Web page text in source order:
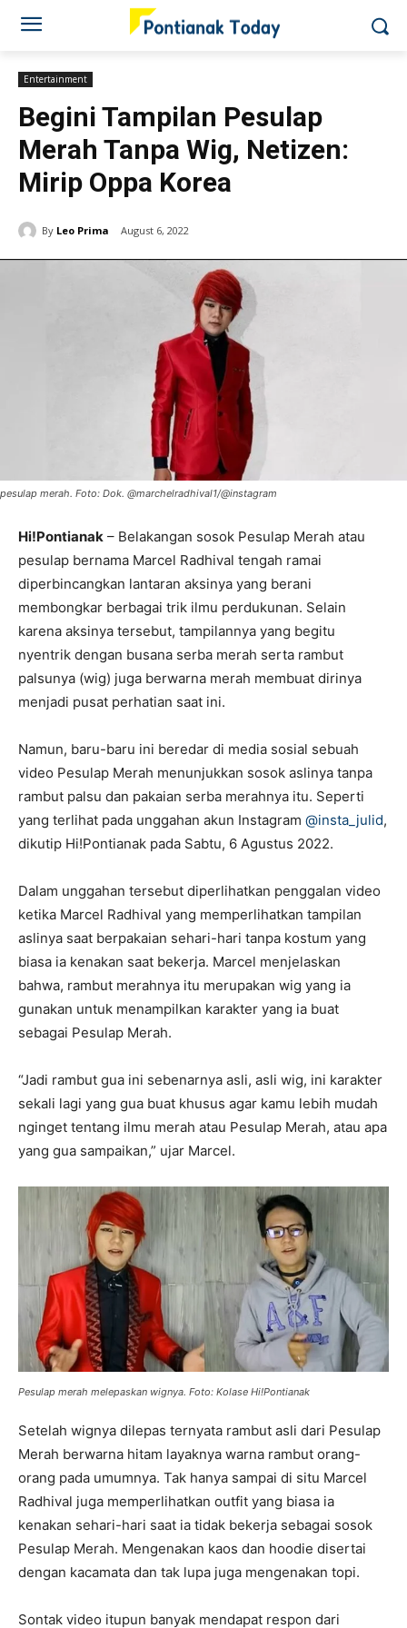
Entertainment
Begini Tampilan Pesulap
Merah Tanpa Wig, Netizen:
Mirip Oppa Korea
By Leo Prima August 6, 2022
pesulap merah. Foto: Dok. @marchelradhival1/@instagram
Hi!Pontianak – Belakangan sosok Pesulap Merah atau
pesulap bernama Marcel Radhival tengah ramai
diperbincangkan lantaran aksinya yang berani
membongkar berbagai trik ilmu perdukunan. Selain
karena aksinya tersebut, tampilannya yang begitu
nyentrik dengan busana serba merah serta rambut
palsunya (wig) juga berwarna merah membuat dirinya
menjadi pusat perhatian saat ini.
Namun, baru-baru ini beredar di media sosial sebuah
video Pesulap Merah menunjukkan sosok aslinya tanpa
rambut palsu dan pakaian serba merahnya itu. Seperti
yang terlihat pada unggahan akun Instagram @insta_julid,
dikutip Hi!Pontianak pada Sabtu, 6 Agustus 2022.
Dalam unggahan tersebut diperlihatkan penggalan video
ketika Marcel Radhival yang memperlihatkan tampilan
aslinya saat berpakaian sehari-hari tanpa kostum yang
biasa ia kenakan saat bekerja. Marcel menjelaskan
bahwa, rambut merahnya itu merupakan wig yang ia
gunakan untuk menampilkan karakter yang ia buat
sebagai Pesulap Merah.
“Jadi rambut gua ini sebenarnya asli, asli wig, ini karakter
sekali lagi yang gua buat khusus agar kamu lebih mudah
nginget tentang ilmu merah atau Pesulap Merah, atau apa
yang gua sampaikan,” ujar Marcel.
Pesulap merah melepaskan wignya. Foto: Kolase Hi!Pontianak
Setelah wignya dilepas ternyata rambut asli dari Pesulap
Merah berwarna hitam layaknya warna rambut orang-
orang pada umumnya. Tak hanya sampai di situ Marcel
Radhival juga memperlihatkan outfit yang biasa ia
kenakan sehari-hari saat ia tidak bekerja sebagai sosok
Pesulap Merah. Mengenakan kaos dan hoodie disertai
dengan kacamata dan tak lupa juga mengenakan topi.
Sontak video itupun banyak mendapat respon dari